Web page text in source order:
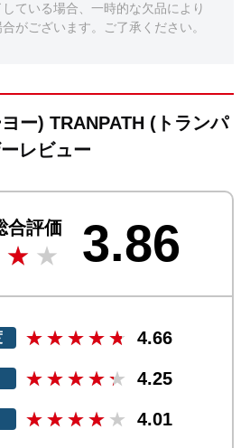
ている場合、一時的な欠品により
がございます。ご了承ください。
ー) TRANPATH (トランパ
レビュー
合評価 3.86
4.66
4.25
4.01